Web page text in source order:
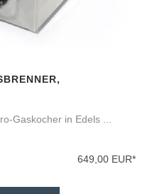
Gaskocher in Edels ...
649,00 EUR*